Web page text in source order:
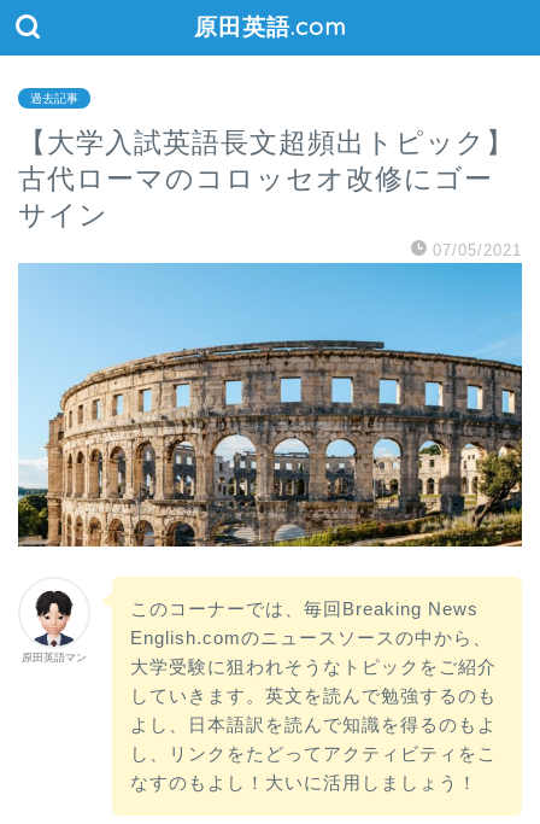
原田英語.com
過去記事
【大学入試英語長文超頻出トピック】
古代ローマのコロッセオ改修にゴー
サイン
07/05/2021
原田英語マン
このコーナーでは、毎回Breaking News
English.comのニュースソースの中から、
大学受験に狙われそうなトピックをご紹介
していきます。英文を読んで勉強するのも
よし、日本語訳を読んで知識を得るのもよ
し、リンクをたどってアクティビティをこ
なすのもよし！大いに活用しましょう！